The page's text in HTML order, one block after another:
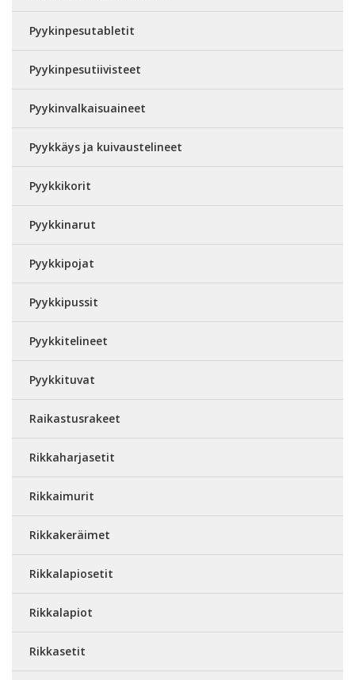
Pyykinpesutabletit
Pyykinpesutiivisteet
Pyykinvalkaisuaineet
Pyykkäys ja kuivaustelineet
Pyykkikorit
Pyykkinarut
Pyykkipojat
Pyykkipussit
Pyykkitelineet
Pyykkituvat
Raikastusrakeet
Rikkaharjasetit
Rikkaimurit
Rikkakeräimet
Rikkalapiosetit
Rikkalapiot
Rikkasetit